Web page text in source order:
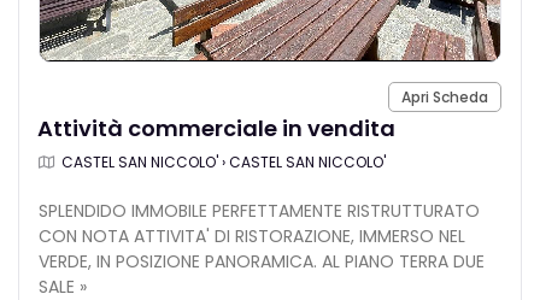
Apri Scheda
Attività commerciale in vendita
CASTEL SAN NICCOLO' › CASTEL SAN NICCOLO'
SPLENDIDO IMMOBILE PERFETTAMENTE RISTRUTTURATO
CON NOTA ATTIVITA' DI RISTORAZIONE, IMMERSO NEL
VERDE, IN POSIZIONE PANORAMICA. AL PIANO TERRA DUE
SALE »